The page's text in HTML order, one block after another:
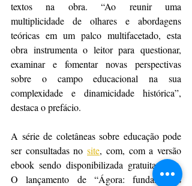
textos na obra. “Ao reunir uma
multiplicidade de olhares e abordagens
teóricas em um palco multifacetado, esta
obra instrumenta o leitor para questionar,
examinar e fomentar novas perspectivas
sobre o campo educacional na sua
complexidade e dinamicidade histórica”,
destaca o prefácio.
A série de coletâneas sobre educação pode
ser consultadas no site, com, com a versão
ebook sendo disponibilizada gratuitamente.
O lançamento de “Ágora: fundamentos